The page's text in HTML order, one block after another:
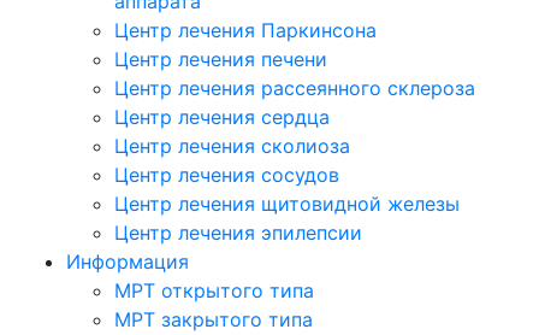
Центр лечения Паркинсона
Центр лечения печени
Центр лечения рассеянного склероза
Центр лечения сердца
Центр лечения сколиоза
Центр лечения сосудов
Центр лечения щитовидной железы
Центр лечения эпилепсии
Информация
МРТ открытого типа
МРТ закрытого типа